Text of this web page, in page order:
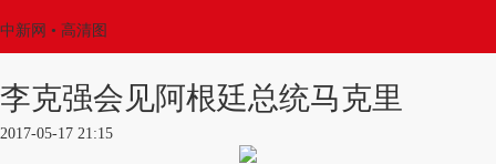
中新网 • 高清图
李克强会见阿根廷总统马克里
2017-05-17 21:15